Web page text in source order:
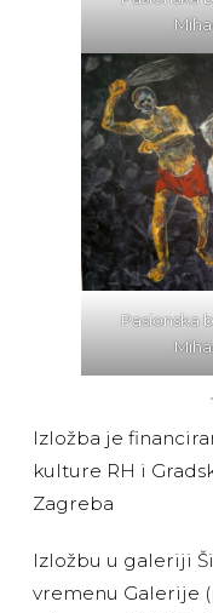
Pasionska
Izložba je
kulture RH i
Zagreba
Izložbu u galeriji
vremenu Galerije